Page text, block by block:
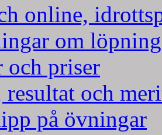
online,
om
och priser
resultat och
på övningar